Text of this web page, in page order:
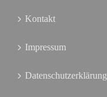
Kontakt
Impressum
Datenschutzerklärung